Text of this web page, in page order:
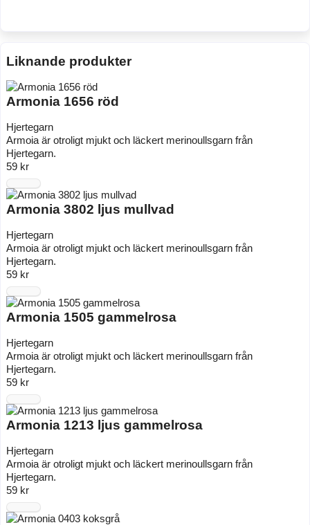
Liknande produkter
Armonia 1656 röd
Hjertegarn
Armoia är otroligt mjukt och läckert merinoullsgarn från
Hjertegarn.
59 kr
Armonia 3802 ljus mullvad
Hjertegarn
Armoia är otroligt mjukt och läckert merinoullsgarn från
Hjertegarn.
59 kr
Armonia 1505 gammelrosa
Hjertegarn
Armoia är otroligt mjukt och läckert merinoullsgarn från
Hjertegarn.
59 kr
Armonia 1213 ljus gammelrosa
Hjertegarn
Armoia är otroligt mjukt och läckert merinoullsgarn från
Hjertegarn.
59 kr